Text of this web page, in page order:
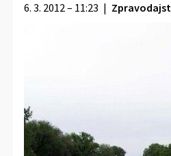
6. 3. 2012 – 11:23 |